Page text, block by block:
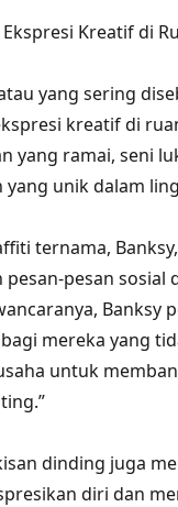
Kreatif di
yang sering
kreatif di
yang ramai, seni
unik dalam
ternama,
pesan sosial
Banksy
mereka yang
untuk
dinding juga
diri dan